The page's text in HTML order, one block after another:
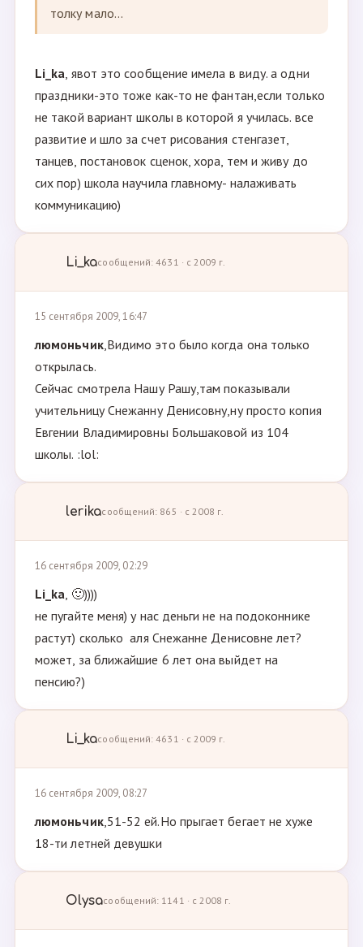
толку мало...
Li_ka, явот это сообщение имела в виду. а одни
праздники-это тоже как-то не фантан,если только
не такой вариант школы в которой я училась. все
развитие и шло за счет рисования стенгазет,
танцев, постановок сценок, хора, тем и живу до
сих пор) школа научила главному- налаживать
коммуникацию)
Li_kaсообщений: 4631 · с 2009 г.
15 сентября 2009, 16:47
люмоньчик,Видимо это было когда она только
открылась.
Сейчас смотрела Нашу Рашу,там показывали
учительницу Снежанну Денисовну,ну просто копия
Евгении Владимировны Большаковой из 104
школы. :lol:
lerikaсообщений: 865 · с 2008 г.
16 сентября 2009, 02:29
Li_ka, 🙂))))
не пугайте меня) у нас деньги не на подоконнике
растут) сколько аля Снежанне Денисовне лет?
может, за ближайшие 6 лет она выйдет на
пенсию?)
Li_kaсообщений: 4631 · с 2009 г.
16 сентября 2009, 08:27
люмоньчик,51-52 ей.Но прыгает бегает не хуже
18-ти летней девушки
Olysaсообщений: 1141 · с 2008 г.